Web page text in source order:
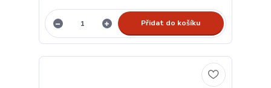
Přidat do košíku